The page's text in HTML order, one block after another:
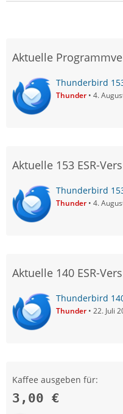
Aktuelle
Thunderbird
Thunder 4.
Aktuelle 153 ESR-
Thunderbird
Thunder 4.
Aktuelle 140 ESR-
Thunderbird
Thunder 22. Juli
Kaffee ausgeben für:
3,00 €